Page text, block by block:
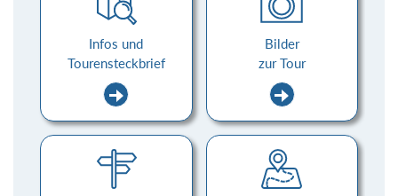
Infos und
Tourensteckbrief
Bilder
zur Tour